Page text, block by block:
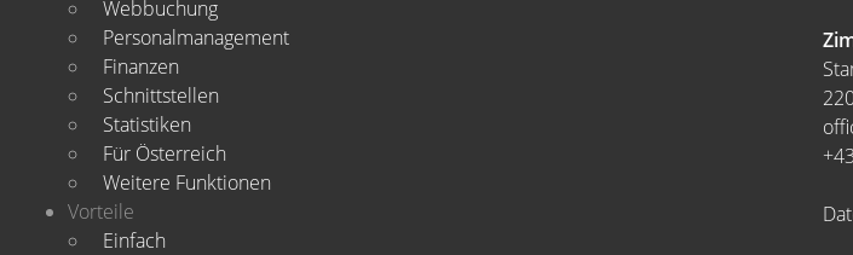
Webbuchung
Personalmanagement
Finanzen
Schnittstellen
Statistiken
Für Österreich
Weitere Funktionen
Vorteile
Einfach